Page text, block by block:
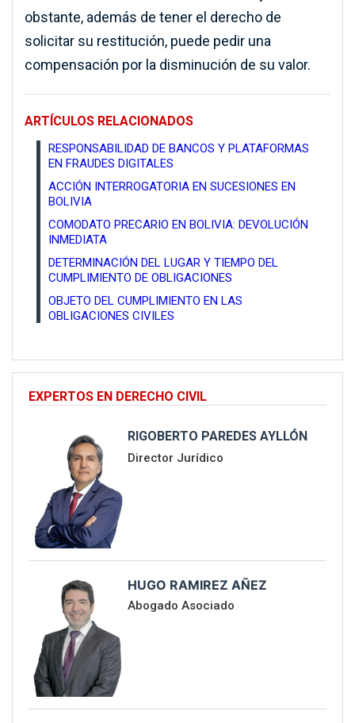
obstante, además de tener el derecho de
solicitar su restitución, puede pedir una
compensación por la disminución de su valor.
ARTÍCULOS RELACIONADOS
RESPONSABILIDAD DE BANCOS Y PLATAFORMAS
EN FRAUDES DIGITALES
ACCIÓN INTERROGATORIA EN SUCESIONES EN
BOLIVIA
COMODATO PRECARIO EN BOLIVIA: DEVOLUCIÓN
INMEDIATA
DETERMINACIÓN DEL LUGAR Y TIEMPO DEL
CUMPLIMIENTO DE OBLIGACIONES
OBJETO DEL CUMPLIMIENTO EN LAS
OBLIGACIONES CIVILES
EXPERTOS EN DERECHO CIVIL
RIGOBERTO PAREDES AYLLÓN
Director Jurídico
HUGO RAMIREZ AÑEZ
Abogado Asociado